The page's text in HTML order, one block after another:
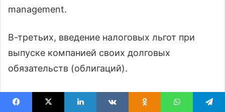
management.
В-третьих, введение налоговых льгот при
выпуске компанией своих долговых
обязательств (облигаций).
ЕС теряет повод для